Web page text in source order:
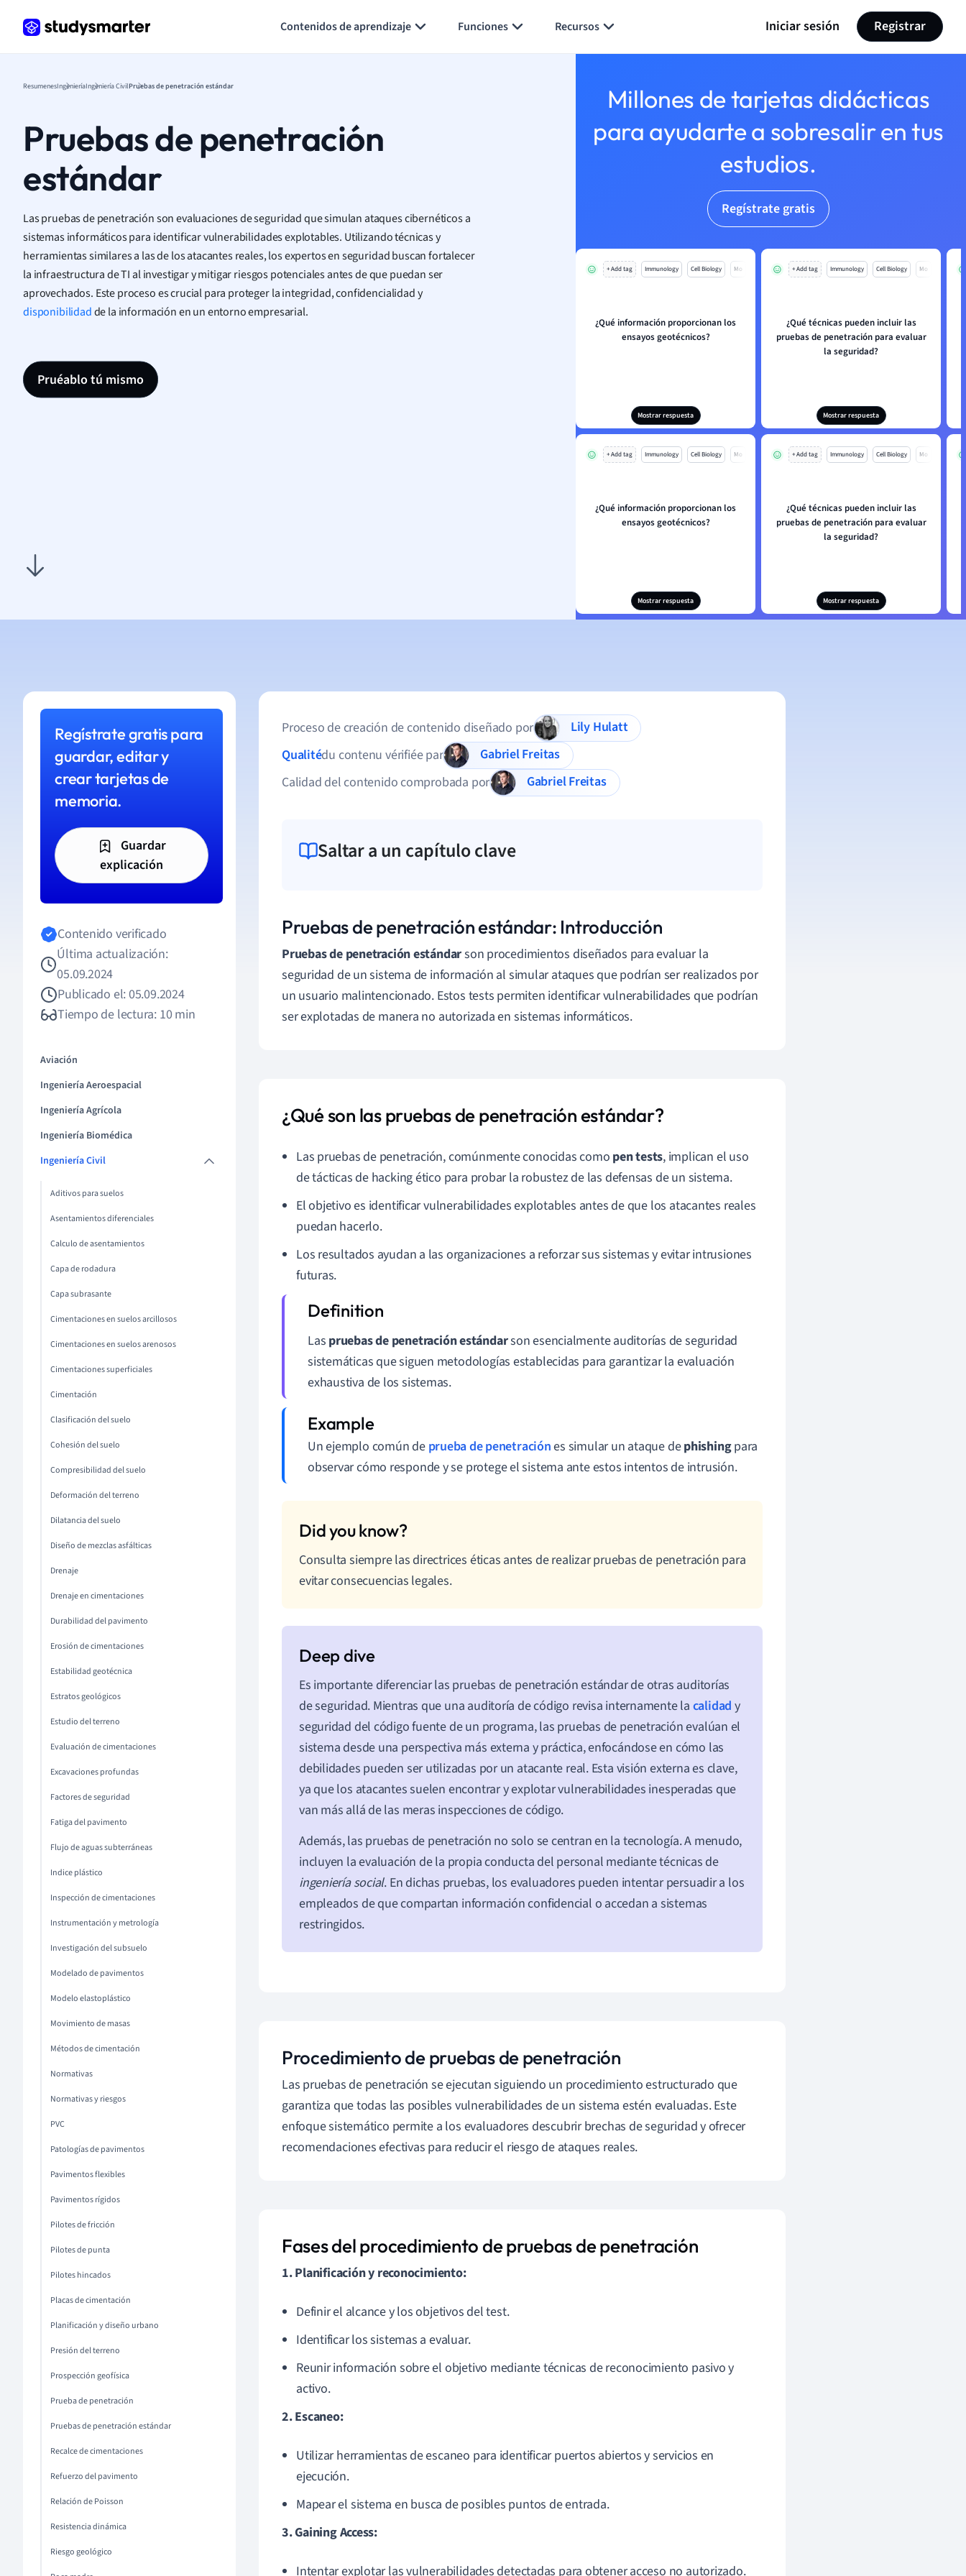
Contenidos de aprendizaje Funciones Recursos Iniciar sesión Registrar
ResumenesIngenieríaIngeniería CivilPruebas de penetración estándar
Pruebas de penetración
estándar
Las pruebas de penetración son evaluaciones de seguridad que simulan ataques cibernéticos a
sistemas informáticos para identificar vulnerabilidades explotables. Utilizando técnicas y
herramientas similares a las de los atacantes reales, los expertos en seguridad buscan fortalecer
la infraestructura de TI al investigar y mitigar riesgos potenciales antes de que puedan ser
aprovechados. Este proceso es crucial para proteger la integridad, confidencialidad y
disponibilidadde la información en un entorno empresarial.
Pruéablo tú mismo
Millones de tarjetas didácticas
para ayudarte a sobresalir en tus
estudios.
Regístrate gratis
+ Add tag Immunology Cell Biology Mo
¿Qué información proporcionan los
ensayos geotécnicos?
Mostrar respuesta
+ Add tag Immunology Cell Biology Mo
¿Qué técnicas pueden incluir las
pruebas de penetración para evaluar
la seguridad?
Mostrar respuesta
+ Add tag Immunology Cell Biology Mo
¿Qué información proporcionan los
ensayos geotécnicos?
Mostrar respuesta
+ Add tag Immunology Cell Biology Mo
¿Qué técnicas pueden incluir las
pruebas de penetración para evaluar
la seguridad?
Mostrar respuesta
Regístrate gratis para
guardar, editar y
crear tarjetas de
memoria.
Guardar
explicación
Contenido verificado
Última actualización:
05.09.2024
Publicado el: 05.09.2024
Tiempo de lectura: 10 min
Aviación
Ingeniería Aeroespacial
Ingeniería Agrícola
Ingeniería Biomédica
Ingeniería Civil
Aditivos para suelos
Asentamientos diferenciales
Calculo de asentamientos
Capa de rodadura
Capa subrasante
Cimentaciones en suelos arcillosos
Cimentaciones en suelos arenosos
Cimentaciones superficiales
Cimentación
Clasificación del suelo
Cohesión del suelo
Compresibilidad del suelo
Deformación del terreno
Dilatancia del suelo
Diseño de mezclas asfálticas
Drenaje
Drenaje en cimentaciones
Durabilidad del pavimento
Erosión de cimentaciones
Estabilidad geotécnica
Estratos geológicos
Estudio del terreno
Evaluación de cimentaciones
Excavaciones profundas
Factores de seguridad
Fatiga del pavimento
Flujo de aguas subterráneas
Indice plástico
Inspección de cimentaciones
Instrumentación y metrología
Investigación del subsuelo
Modelado de pavimentos
Modelo elastoplástico
Movimiento de masas
Métodos de cimentación
Normativas
Normativas y riesgos
PVC
Patologías de pavimentos
Pavimentos flexibles
Pavimentos rígidos
Pilotes de fricción
Pilotes de punta
Pilotes hincados
Placas de cimentación
Planificación y diseño urbano
Presión del terreno
Prospección geofísica
Prueba de penetración
Pruebas de penetración estándar
Recalce de cimentaciones
Refuerzo del pavimento
Relación de Poisson
Resistencia dinámica
Riesgo geológico
Proceso de creación de contenido diseñado por
Lily Hulatt
Qualitédu contenu vérifiée par
Gabriel Freitas
Calidad del contenido comprobada por
Gabriel Freitas
Saltar a un capítulo clave
Pruebas de penetración estándar: Introducción
Pruebas de penetración estándarson procedimientos diseñados para evaluar la
seguridad de un sistema de información al simular ataques que podrían ser realizados por
un usuario malintencionado. Estos tests permiten identificar vulnerabilidades que podrían
ser explotadas de manera no autorizada en sistemas informáticos.
¿Qué son las pruebas de penetración estándar?
Las pruebas de penetración, comúnmente conocidas como pen tests, implican el uso
de tácticas de hacking ético para probar la robustez de las defensas de un sistema.
El objetivo es identificar vulnerabilidades explotables antes de que los atacantes reales
puedan hacerlo.
Los resultados ayudan a las organizaciones a reforzar sus sistemas y evitar intrusiones
futuras.
Las pruebas de penetración estándarson esencialmente auditorías de seguridad
sistemáticas que siguen metodologías establecidas para garantizar la evaluación
exhaustiva de los sistemas.
Un ejemplo común de prueba de penetraciónes simular un ataque dephishingpara
observar cómo responde y se protege el sistema ante estos intentos de intrusión.
Consulta siempre las directrices éticas antes de realizar pruebas de penetración para
evitar consecuencias legales.
Es importante diferenciar las pruebas de penetración estándar de otras auditorías
de seguridad. Mientras que una auditoría de código revisa internamente la calidad y
seguridad del código fuente de un programa, las pruebas de penetración evalúan el
sistema desde una perspectiva más externa y práctica, enfocándose en cómo las
debilidades pueden ser utilizadas por un atacante real. Esta visión externa es clave,
ya que los atacantes suelen encontrar y explotar vulnerabilidades inesperadas que
van más allá de las meras inspecciones de código.
Además, las pruebas de penetración no solo se centran en la tecnología. A menudo,
incluyen la evaluación de la propia conducta del personal mediante técnicas de
ingeniería social. En dichas pruebas, los evaluadores pueden intentar persuadir a los
empleados de que compartan información confidencial o accedan a sistemas
restringidos.
Procedimiento de pruebas de penetración
Las pruebas de penetración se ejecutan siguiendo un procedimiento estructurado que
garantiza que todas las posibles vulnerabilidades de un sistema estén evaluadas. Este
enfoque sistemático permite a los evaluadores descubrir brechas de seguridad y ofrecer
recomendaciones efectivas para reducir el riesgo de ataques reales.
Fases del procedimiento de pruebas de penetración
1. Planificación y reconocimiento:
Definir el alcance y los objetivos del test.
Identificar los sistemas a evaluar.
Reunir información sobre el objetivo mediante técnicas de reconocimiento pasivo y
activo.
2. Escaneo:
Utilizar herramientas de escaneo para identificar puertos abiertos y servicios en
ejecución.
Mapear el sistema en busca de posibles puntos de entrada.
3. Gaining Access:
Intentar explotar las vulnerabilidades detectadas para obtener acceso no autorizado.